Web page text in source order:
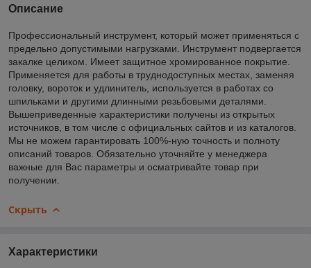
Описание
Профессиональный инструмент, который может применяться с
предельно допустимыми нагрузками. Инструмент подвергается
закалке целиком. Имеет защитное хромированное покрытие.
Применяется для работы в труднодоступных местах, заменяя
головку, вороток и удлинитель, используется в работах со
шпильками и другими длинными резьбовыми деталями.
Вышеприведенные характеристики получены из открытых
источников, в том числе с официальных сайтов и из каталогов.
Мы не можем гарантировать 100%-ную точность и полноту
описаний товаров. Обязательно уточняйте у менеджера
важные для Вас параметры и осматривайте товар при
получении.
Скрыть
Характеристики